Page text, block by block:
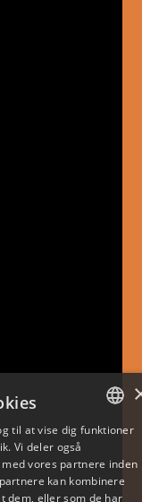
ENGLISH
til at vise dig funktioner
Vi deler også
vores partnere inden
kan kombinere
dem, eller som de har